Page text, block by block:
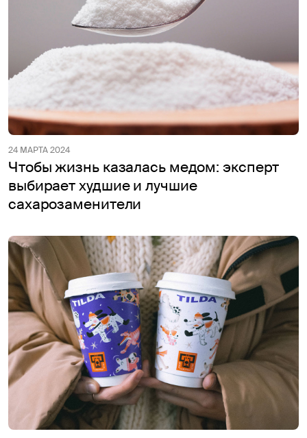
24 МАРТА 2024
Чтобы жизнь казалась медом: эксперт
выбирает худшие и лучшие
сахарозаменители